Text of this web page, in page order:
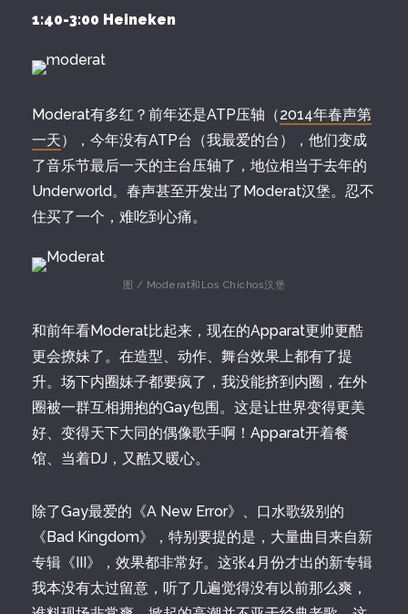
1:40-3:00 Heineken
Moderat有多红？前年还是ATP压轴（2014年春声第
一天），今年没有ATP台（我最爱的台），他们变成
了音乐节最后一天的主台压轴了，地位相当于去年的
Underworld。春声甚至开发出了Moderat汉堡。忍不
住买了一个，难吃到心痛。
图 / Moderat和Los Chichos汉堡
和前年看Moderat比起来，现在的Apparat更帅更酷
更会撩妹了。在造型、动作、舞台效果上都有了提
升。场下内圈妹子都要疯了，我没能挤到内圈，在外
圈被一群互相拥抱的Gay包围。这是让世界变得更美
好、变得天下大同的偶像歌手啊！Apparat开着餐
馆、当着DJ，又酷又暖心。
除了Gay最爱的《A New Error》、口水歌级别的
《Bad Kingdom》，特别要提的是，大量曲目来自新
专辑《III》，效果都非常好。这张4月份才出的新专辑
我本没有太过留意，听了几遍觉得没有以前那么爽，